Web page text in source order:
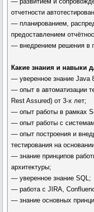
отчетности
— планированием,
предоставлением
— внедрением решения в
Какие знания и навыки
— уверенное знание Java
— опыт в автоматизации
Rest Assured) от 3-х лет;
— опыт работы в рамках
— опыт работы с
— опыт построения и
тестирования на
— знание принципов
архитектуры;
— уверенное знание SQL;
— работа c JIRA,
— знание основных